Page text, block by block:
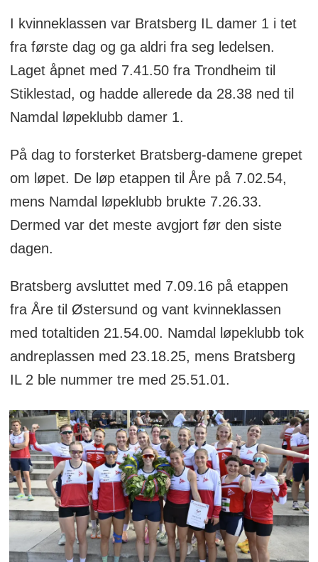
I kvinneklassen var Bratsberg IL damer 1 i tet
fra første dag og ga aldri fra seg ledelsen.
Laget åpnet med 7.41.50 fra Trondheim til
Stiklestad, og hadde allerede da 28.38 ned til
Namdal løpeklubb damer 1.
På dag to forsterket Bratsberg-damene grepet
om løpet. De løp etappen til Åre på 7.02.54,
mens Namdal løpeklubb brukte 7.26.33.
Dermed var det meste avgjort før den siste
dagen.
Bratsberg avsluttet med 7.09.16 på etappen
fra Åre til Østersund og vant kvinneklassen
med totaltiden 21.54.00. Namdal løpeklubb tok
andreplassen med 23.18.25, mens Bratsberg
IL 2 ble nummer tre med 25.51.01.